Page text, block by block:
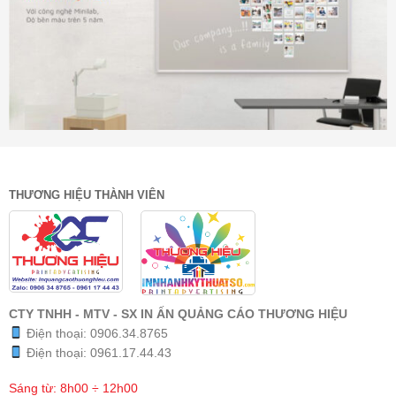
THƯƠNG HIỆU THÀNH VIÊN
CTY TNHH - MTV - SX IN ẤN QUẢNG CÁO THƯƠNG HIỆU
Điện thoại: 0906.34.8765
Điện thoại: 0961.17.44.43
Sáng từ: 8h00 ÷ 12h00